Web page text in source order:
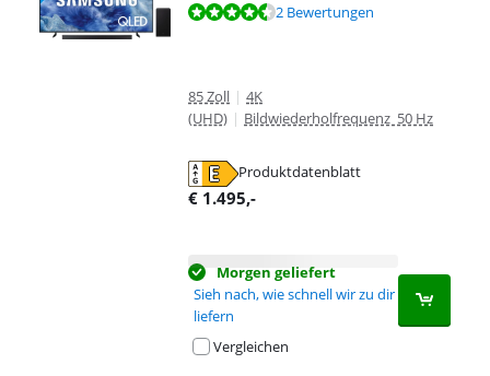
Bewertet mit 9,0 von 10, basierend auf 2 Bewertungen.
2 Bewertungen
85 Zoll | 4K
(UHD) | Bildwiederholfrequenz 50 Hz
Produktdatenblatt
wird in neuem Tab geöffnet
€ 1.495,-
Morgen geliefert
Sieh nach, wie schnell wir zu dir
liefern
Vergleichen